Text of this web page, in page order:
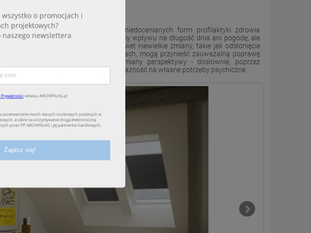
a jednocześnie najbardziej niedocenianych form profilaktyki zdrowia
i neurobiologii. Zimą nie mamy wpływu na długość dnia ani pogodę, ale
dociera do naszych wnętrz. Nawet niewielkie zmiany, takie jak odsłonięcie
w najjaśniejszych pomieszczeniach, mogą przynieść zauważalną poprawę
często zaczyna się od zmiany perspektywy - dosłownie, poprzez
i w przenośni, poprzez większą uważność na własne potrzeby psychiczne.